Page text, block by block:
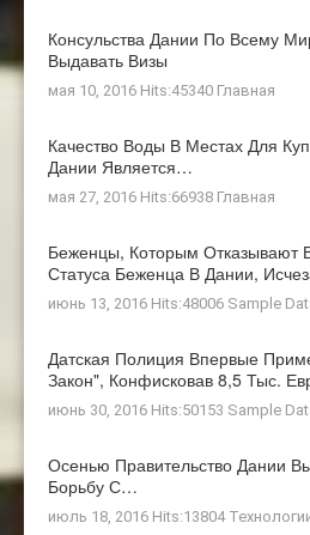
Консульства Дании По Всему
Выдавать Визы
мая 10, 2016 Hits:45340 Главная
Качество Воды В Местах Для
Дании Является…
мая 27, 2016 Hits:66938 Главная
Беженцы, Которым Отказывают
Статуса Беженца В Дании,
июнь 13, 2016 Hits:48006 Sample
Датская Полиция Впервые
Закон", Конфисковав 8,5 Тыс.
июнь 30, 2016 Hits:50153 Sample
Осенью Правительство Дании
Борьбу С…
июль 18, 2016 Hits:13804